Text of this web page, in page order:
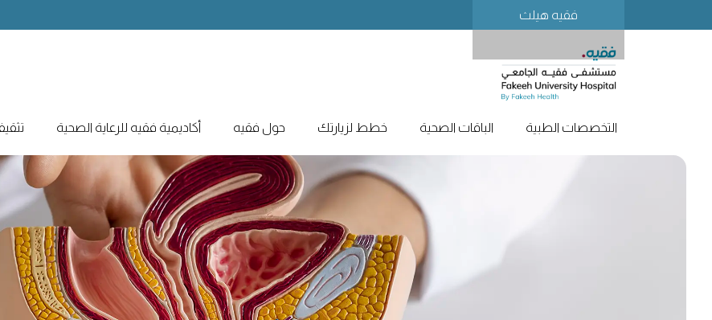
فقيه هيلث
التخصصات الطبية الباقات الصحية خطط لزيارتك حول فقيه أكاديمية فقيه للرعاية الصحية